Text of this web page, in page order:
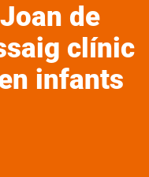
de
clínic
infants